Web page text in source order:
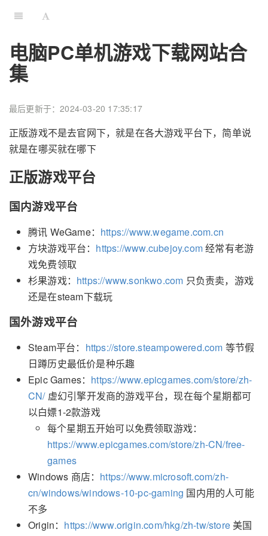
电脑PC单机游戏下载网站合
集
最后更新于：2024-03-20 17:35:17
正版游戏不是去官网下，就是在各大游戏平台下，简单说
就是在哪买就在哪下
正版游戏平台
国内游戏平台
腾讯 WeGame： https://www.wegame.com.cn
方块游戏平台： https://www.cubejoy.com经常有老游
戏免费领取
杉果游戏： https://www.sonkwo.com 只负责卖，游戏
还是在steam下载玩
国外游戏平台
Steam平台： https://store.steampowered.com 等节假
日蹲历史最低价是种乐趣
Epic Games： https://www.epicgames.com/store/zh-
CN/虚幻引擎开发商的游戏平台，现在每个星期都可
以白嫖1-2款游戏
每个星期五开始可以免费领取游戏：
https://www.epicgames.com/store/zh-CN/free-
games
Windows 商店： https://www.microsoft.com/zh-
cn/windows/windows-10-pc-gaming 国内用的人可能
不多
Origin： https://www.origin.com/hkg/zh-tw/store 美国